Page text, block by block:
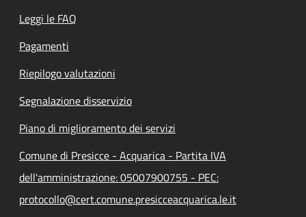
Leggi le FAQ
Pagamenti
Riepilogo valutazioni
Segnalazione disservizio
Piano di miglioramento dei servizi
Comune di Presicce - Acquarica - Partita IVA
dell'amministrazione: 05007900755 - PEC:
protocollo@cert.comune.presicceacquarica.le.it